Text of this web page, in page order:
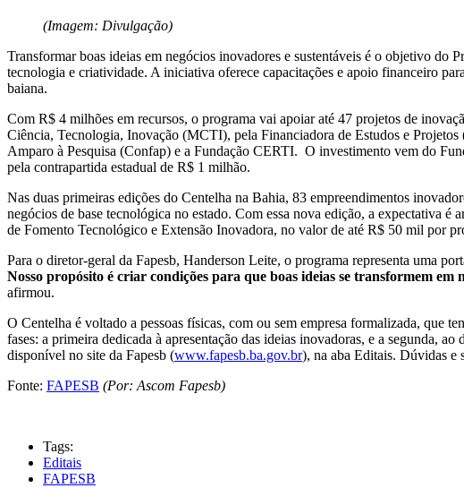
(Imagem: Divulgação)
Transformar boas ideias em negócios inovadores e sustentáveis é o objetivo do
tecnologia e criatividade. A iniciativa oferece capacitações e apoio financeiro
baiana.
Com R$ 4 milhões em recursos, o programa vai apoiar até 47 projetos de
Ciência, Tecnologia, Inovação (MCTI), pela Financiadora de Estudos e
Amparo à Pesquisa (Confap) e a Fundação CERTI. O investimento vem do
pela contrapartida estadual de R$ 1 milhão.
Nas duas primeiras edições do Centelha na Bahia, 83 empreendimentos
negócios de base tecnológica no estado. Com essa nova edição, a expectativa
de Fomento Tecnológico e Extensão Inovadora, no valor de até R$ 50 mil por
Para o diretor-geral da Fapesb, Handerson Leite, o programa representa uma
Nosso propósito é criar condições para que boas ideias se transformem
afirmou.
O Centelha é voltado a pessoas físicas, com ou sem empresa formalizada, que
fases: a primeira dedicada à apresentação das ideias inovadoras, e a segunda,
disponível no site da Fapesb (www.fapesb.ba.gov.br), na aba Editais. Dúvidas e
Fonte: FAPESB (Por: Ascom Fapesb)
Tags:
Editais
FAPESB